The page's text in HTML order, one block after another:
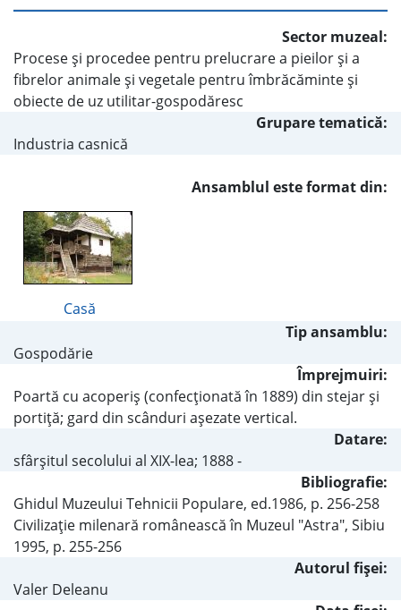
Sector muzeal:
Procese şi procedee pentru prelucrare a pieilor şi a
fibrelor animale şi vegetale pentru îmbrăcăminte şi
obiecte de uz utilitar-gospodăresc
Grupare tematică:
Industria casnică
Ansamblul este format din:
Casă
Tip ansamblu:
Gospodărie
Împrejmuiri:
Poartă cu acoperiş (confecţionată în 1889) din stejar şi
portiţă; gard din scânduri aşezate vertical.
Datare:
sfârşitul secolului al XIX-lea; 1888 -
Bibliografie:
Ghidul Muzeului Tehnicii Populare, ed.1986, p. 256-258
Civilizaţie milenară românească în Muzeul "Astra", Sibiu
1995, p. 255-256
Autorul fişei:
Valer Deleanu